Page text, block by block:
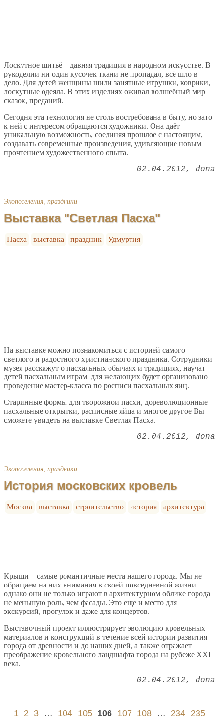
Лоскутное шитьё – давняя традиция в народном искусстве. В
рукоделии ни один кусочек ткани не пропадал, всё шло в
дело. Для детей женщины шили занятные игрушки, коврики,
лоскутные одеяла. В этих изделиях оживал волшебный мир
сказок, преданий.
Сегодня эта технология не столь востребована в быту, но зато
к ней с интересом обращаются художники. Она даёт
уникальную возможность, соединяя прошлое с настоящим,
создавать современные произведения, удивляющие новым
прочтением художественного опыта.
02.04.2012 dona
Экопоселения, праздники
Выставка "Светлая Пасха"
Пасха выставка праздник Удмуртия
На выставке можно познакомиться с историей самого
светлого и радостного христианского праздника. Сотрудники
музея расскажут о пасхальных обычаях и традициях, научат
детей пасхальным играм, для желающих будет организовано
проведение мастер-класса по росписи пасхальных яиц.
Старинные формы для творожной пасхи, дореволюционные
пасхальные открытки, расписные яйца и многое другое Вы
сможете увидеть на выставке Светлая Пасха.
02.04.2012 dona
Экопоселения, праздники
История московских кровель
Москва выставка строительство история архитектура
Крыши – самые романтичные места нашего города. Мы не
обращаем на них внимания в своей повседневной жизни,
однако они не только играют в архитектурном облике города
не меньшую роль, чем фасады. Это еще и место для
экскурсий, прогулок и даже для концертов.
Выставочный проект иллюстрирует эволюцию кровельных
материалов и конструкций в течение всей истории развития
города от древности и до наших дней, а также отражает
преображение кровельного ландшафта города на рубеже XXI
века.
02.04.2012 dona
1 2 3 … 104 105 106 107 108 … 234 235